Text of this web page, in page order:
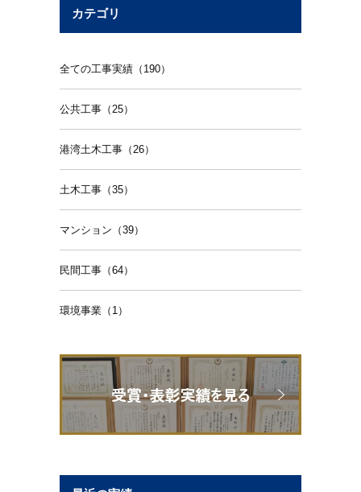
カテゴリ
全ての工事実績（190）
公共工事（25）
港湾土木工事（26）
土木工事（35）
マンション（39）
民間工事（64）
環境事業（1）